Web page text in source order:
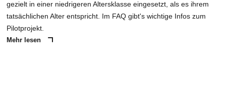
gezielt in einer niedrigeren Altersklasse eingesetzt, als es ihrem
tatsächlichen Alter entspricht. Im FAQ gibt's wichtige Infos zum
Pilotprojekt.
Mehr lesen